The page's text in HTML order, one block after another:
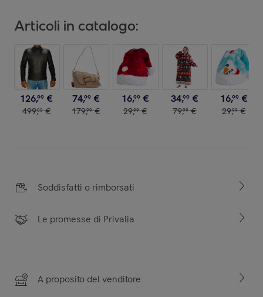
Articoli in catalogo:
126,99 €
499,00 €
74,99 €
179,99 €
16,99 €
29,99 €
34,99 €
79,99 €
16,99 €
29,99 €
Soddisfatti o rimborsati
Le promesse di Privalia
A proposito del venditore